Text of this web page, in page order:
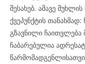
შესახებ. ამავე
ქვეპუნქტის თანახმად:
გზავნილი ჩაითვლება
ჩაბარებულია